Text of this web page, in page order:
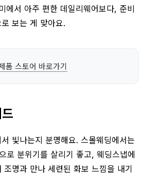
에서 아주 편한 데일리웨어보다, 준비
보는 게 맞아요.
품 스토어 바로가기
빛나는지 분명해요. 스몰웨딩에서는
로 분위기를 살리기 좋고, 웨딩스냅에
조명과 만나 세련된 화보 느낌을 내기